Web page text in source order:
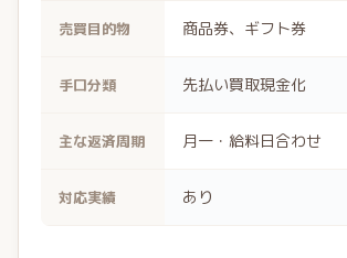
売買目的物 商品券、ギフト券
手口分類 先払い買取現金化
主な返済周期 月一・給料日合わせ
対応実績 あり